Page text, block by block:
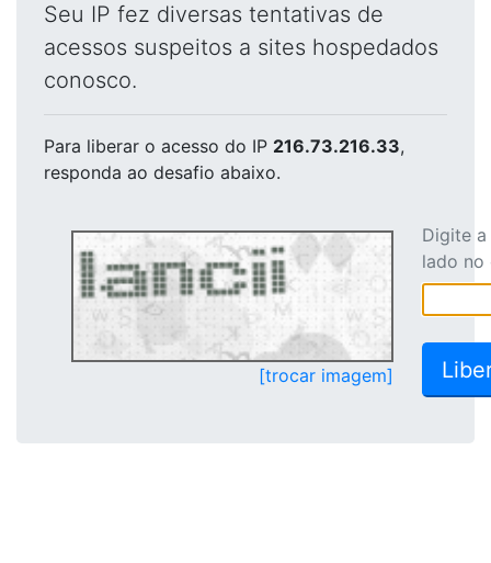
Seu IP fez diversas tentativas de
acessos suspeitos a sites hospedados
conosco.
Para liberar o acesso do IP 216.73.216.33,
responda ao desafio abaixo.
[trocar imagem]
Digite
lado no